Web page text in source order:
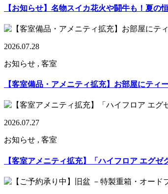
【お知らせ】名物スイカ花火や闘牛も！夏の
2026.07.28
お知らせ , 客室
【客室備品・アメニティ拡充】お部屋にティ
2026.07.27
お知らせ , 客室
【客室アメニティ拡充】「ハイフロア エグ